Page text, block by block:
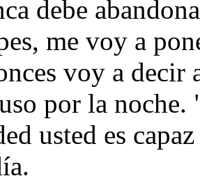
debe
me voy a
voy a decir
por la noche.
usted es